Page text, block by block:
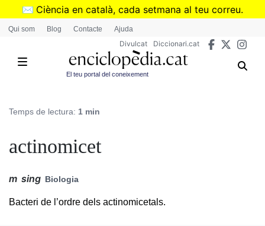
Vés
✉️ Ciència en català, cada setmana al teu correu.
➜Subscriu-te al butlletí de Divulcat
Qui som Blog Contacte Ajuda
Divulcat Diccionari.cat
El teu portal del coneixement
Temps de lectura: 1 min
actinomicet
m sing Biologia
Bacteri de l’ordre dels actinomicetals.